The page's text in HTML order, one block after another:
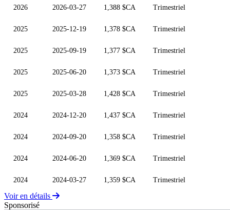
2026 2026-03-27 1,388 $CA Trimestriel
2025 2025-12-19 1,378 $CA Trimestriel
2025 2025-09-19 1,377 $CA Trimestriel
2025 2025-06-20 1,373 $CA Trimestriel
2025 2025-03-28 1,428 $CA Trimestriel
2024 2024-12-20 1,437 $CA Trimestriel
2024 2024-09-20 1,358 $CA Trimestriel
2024 2024-06-20 1,369 $CA Trimestriel
2024 2024-03-27 1,359 $CA Trimestriel
Voir en détails
Sponsorisé